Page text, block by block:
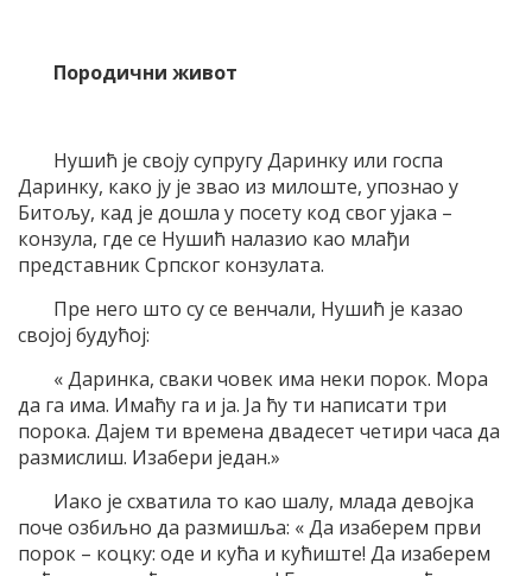
Породични живот
Нушић је своју супругу Даринку или госпа
Даринку, како ју је звао из милоште, упознао у
Битољу, кад је дошла у посету код свог ујака –
конзула, где се Нушић налазио као млађи
представник Српског конзулата.
Пре него што су се венчали, Нушић је казао
својој будућој:
« Даринка, сваки човек има неки порок. Мора
да га има. Имаћу га и ја. Ја ћу ти написати три
порока. Дајем ти времена двадесет четири часа да
размислиш. Изабери један.»
Иако је схватила то као шалу, млада девојка
поче озбиљно да размишља: « Да изаберем први
порок – коцку: оде и кућа и кућиште! Да изаберем